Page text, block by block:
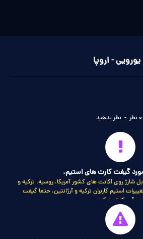
- نظر بدهید
گیفت کارت های استیم.
شارژ روی اکانت های کشور آمریکا، روسیه، ترکیه و
استیم کاربران ترکیه و آرژانتین، حتما گیفت
آمریکا تهیه کنند.